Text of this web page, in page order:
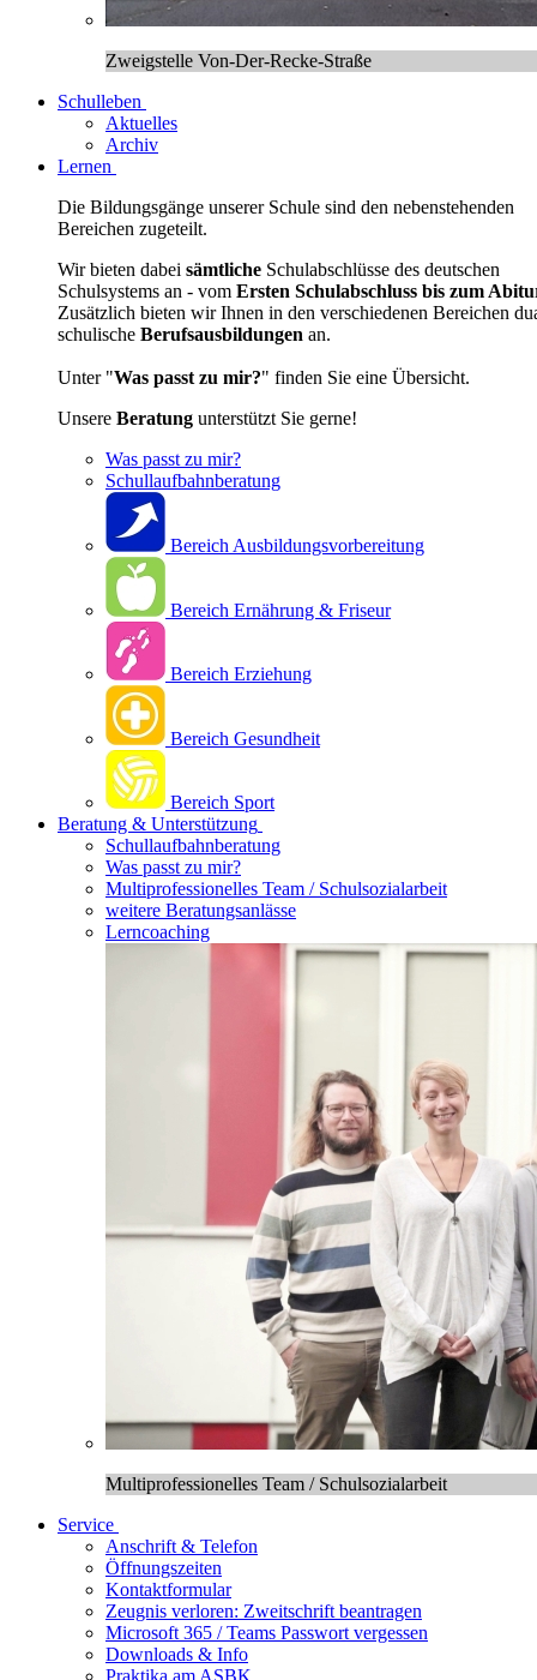
Zweigstelle Von-Der-Recke-Straße
Schulleben
Aktuelles
Archiv
Lernen
Die Bildungsgänge unserer Schule sind den nebenstehenden
Bereichen zugeteilt.
Wir bieten dabei sämtliche Schulabschlüsse des deutschen
Schulsystems an - vom Ersten Schulabschluss bis zum
Zusätzlich bieten wir Ihnen in den verschiedenen Bereichen
schulische Berufsausbildungen an.
Unter "Was passt zu mir?" finden Sie eine Übersicht.
Unsere Beratung unterstützt Sie gerne!
Was passt zu mir?
Schullaufbahnberatung
Bereich Ausbildungsvorbereitung
Bereich Ernährung & Friseur
Bereich Erziehung
Bereich Gesundheit
Bereich Sport
Beratung & Unterstützung
Schullaufbahnberatung
Was passt zu mir?
Multipro­fessionelles Team / Schulsozialarbeit
weitere Beratungsanlässe
Lerncoaching
Multiprofessionelles Team / Schulsozialarbeit
Service
Anschrift & Telefon
Öffnungszeiten
Kontaktformular
Zeugnis verloren: Zweitschrift beantragen
Microsoft 365 / Teams Passwort vergessen
Downloads & Info
Praktika am ASBK